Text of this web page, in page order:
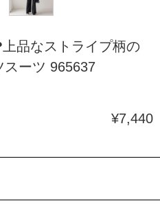
品なストライプ柄の
スーツ 965637
¥7,440